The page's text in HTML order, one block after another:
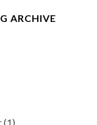
ARCHIVE
(1)